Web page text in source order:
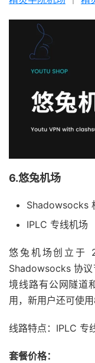
6.悠兔机场
Shadowsocks
IPLC 专线机场
悠兔机场创立于
Shadowsocks 协议
境线路有公网隧道
用，新用户还可使
线路特点：IPLC 专
套餐价格：